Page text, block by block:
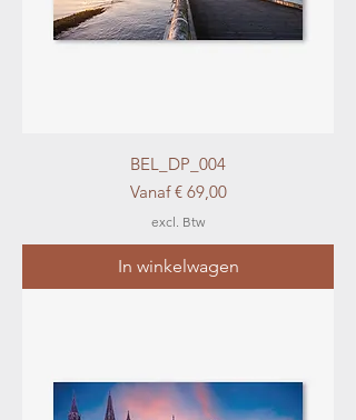
BEL_DP_004
Vanaf€ 69,00
Verkoopprijs
excl. Btw
In winkelwagen